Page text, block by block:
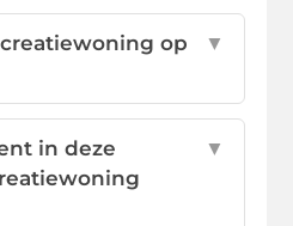
op
▼
in deze
▼